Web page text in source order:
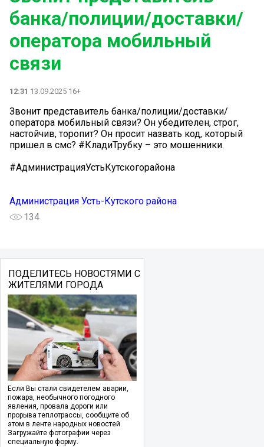
банка/полиции/доставки/
оператора мобильный
связи
12:31 13.09.2025 16+
Звонит представитель банка/полиции/доставки/
оператора мобильный связи? Он убедителен, строг,
настойчив, торопит? Он просит назвать код, который
пришел в смс? #КладиТрубку – это мошенники.
#АдминистрацияУстьКутскогорайона
Администрация Усть-Кутского района
134
ПОДЕЛИТЕСЬ НОВОСТЯМИ С
ЖИТЕЛЯМИ ГОРОДА
Если Вы стали свидетелем аварии,
пожара, необычного погодного
явления, провала дороги или
прорыва теплотрассы, сообщите об
этом в ленте народных новостей.
Загружайте фотографии через
специальную форму.